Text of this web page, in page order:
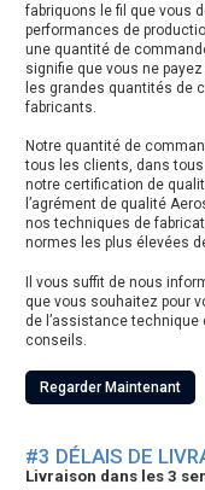
fabriquons le fil que vous
performances de
une quantité de
signifie que vous ne
les grandes quantités de
fabricants.
Notre quantité de
tous les clients, dans
notre certification de
l’agrément de qualité
nos techniques de
normes les plus élevées
Il vous suffit de nous
que vous souhaitez pour
de l’assistance
conseils.
Regarder Maintenant
#3 DÉLAIS DE
Livraison dans les 3